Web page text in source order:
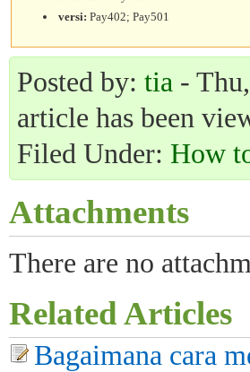
versi: Pay402; Pay501
Posted by: tia -
article has been
Filed Under: How
Attachments
There are no
Related Articles
Bagaimana cara